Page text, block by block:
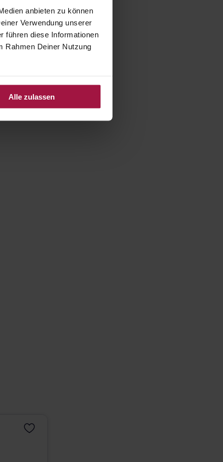
anbieten zu können
Verwendung unserer
führen diese Informationen
Rahmen Deiner Nutzung
Alle zulassen